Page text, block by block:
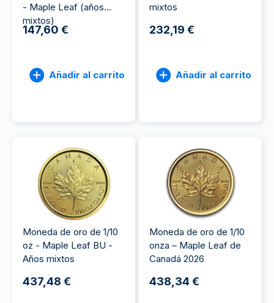
- Maple Leaf (años
mixtos)
147,60 €
Añadir al carrito
mixtos
232,19 €
Añadir al carrito
Moneda de oro de 1/10
oz - Maple Leaf BU -
Años mixtos
437,48 €
Moneda de oro de 1/10
onza – Maple Leaf de
Canadá 2026
438,34 €